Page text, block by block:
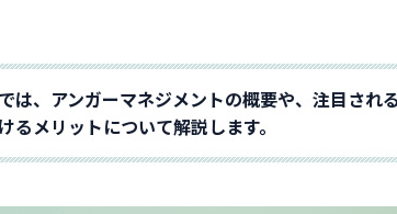
は、アンガーマネジメントの概要や、注目さ
るメリットについて解説します。